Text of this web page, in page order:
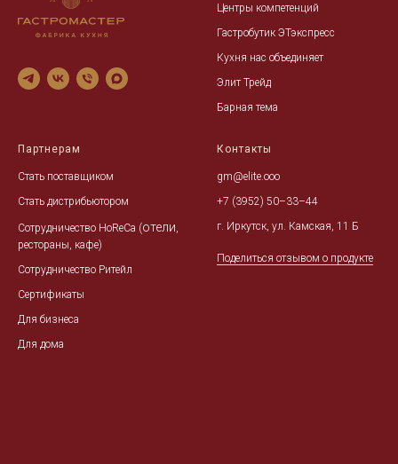
Центры компетенций
Гастробутик ЭТэкспресс
Кухня нас объединяет
Элит Трейд
Барная тема
Партнерам
Стать поставщиком
Стать дистрибьютором
Сотрудничество HoReCa (отели,
рестораны, кафе)
Сотрудничество Ритейл
Сертификаты
Для бизнеса
Для дома
Контакты
gm@elite.ooo
+7 (3952) 50–33–44
г. Иркутск, ул. Камская, 11 Б
Поделиться отзывом о продукте